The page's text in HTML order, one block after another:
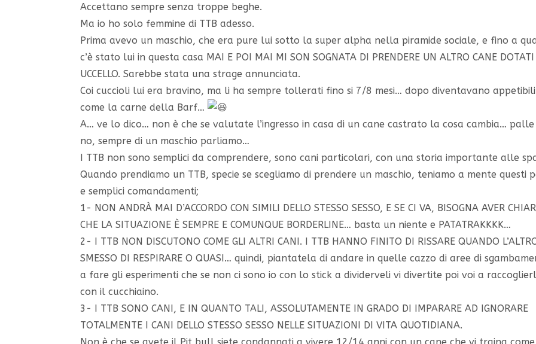
Accettano sempre senza troppe beghe.
Ma io ho solo femmine di TTB adesso.
Prima avevo un maschio, che era pure lui sotto la super alpha nella piramide sociale, e fino a
c’è stato lui in questa casa MAI E POI MAI MI SON SOGNATA DI PRENDERE UN ALTRO CANE DOTATI
UCCELLO. Sarebbe stata una strage annunciata.
Coi cuccioli lui era bravino, ma li ha sempre tollerati fino si 7/8 mesi… dopo diventavano appetibili
come la carne della Barf…
A… ve lo dico… non è che se valutate l’ingresso in casa di un cane castrato la cosa cambia… palle
no, sempre di un maschio parliamo…
I TTB non sono semplici da comprendere, sono cani particolari, con una storia importante alle
Quando prendiamo un TTB, specie se scegliamo di prendere un maschio, teniamo a mente questi
e semplici comandamenti;
1- NON ANDRÀ MAI D’ACCORDO CON SIMILI DELLO STESSO SESSO, E SE CI VA, BISOGNA AVER
CHE LA SITUAZIONE È SEMPRE E COMUNQUE BORDERLINE… basta un niente e PATATRAKKKK…
2- I TTB NON DISCUTONO COME GLI ALTRI CANI. I TTB HANNO FINITO DI RISSARE QUANDO
SMESSO DI RESPIRARE O QUASI… quindi, piantatela di andare in quelle cazzo di aree di
a fare gli esperimenti che se non ci sono io con lo stick a dividerveli vi divertite poi voi a
con il cucchiaino.
3- I TTB SONO CANI, E IN QUANTO TALI, ASSOLUTAMENTE IN GRADO DI IMPARARE AD IGNORARE
TOTALMENTE I CANI DELLO STESSO SESSO NELLE SITUAZIONI DI VITA QUOTIDIANA.